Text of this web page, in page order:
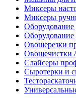
Миксеры
Миксеры
Оборудование
Оборудование
Овощерезки
Овощечистки
Слайсеры
Сыротерки и